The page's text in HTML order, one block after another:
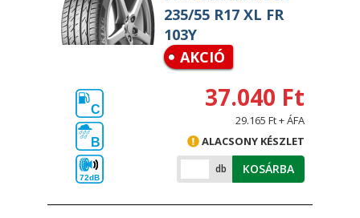
235/55 R17 XL FR
103Y
AKCIÓ
C
B
72dB
37.040 Ft
29.165 Ft + ÁFA
ALACSONY KÉSZLET
db KOSÁRBA